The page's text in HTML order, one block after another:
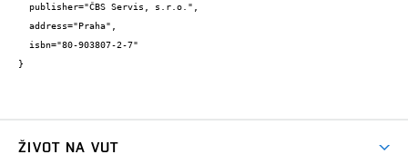
}
ŽIVOT NA VUT